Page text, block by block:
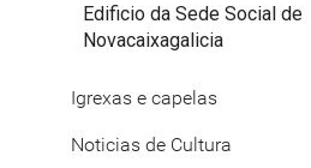
Edificio da Sede Social de
Novacaixagalicia
Igrexas e capelas
Noticias de Cultura